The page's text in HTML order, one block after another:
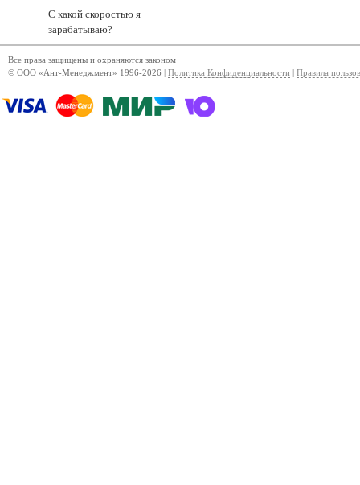
С какой скоростью я
зарабатываю?
Все права защищены и охраняются законом
© ООО «Ант-Менеджмент» 1996-2026 | Политика Конфиденциальности Правила